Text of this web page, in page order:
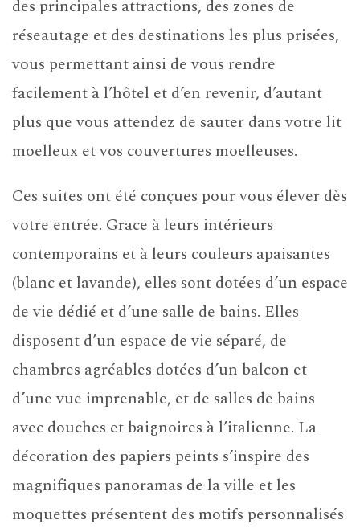
des principales attractions, des zones de
réseautage et des destinations les plus prisées,
vous permettant ainsi de vous rendre
facilement à l’hôtel et d’en revenir, d’autant
plus que vous attendez de sauter dans votre lit
moelleux et vos couvertures moelleuses.
Ces suites ont été conçues pour vous élever dès
votre entrée. Grace à leurs intérieurs
contemporains et à leurs couleurs apaisantes
(blanc et lavande), elles sont dotées d’un espace
de vie dédié et d’une salle de bains. Elles
disposent d’un espace de vie séparé, de
chambres agréables dotées d’un balcon et
d’une vue imprenable, et de salles de bains
avec douches et baignoires à l’italienne. La
décoration des papiers peints s’inspire des
magnifiques panoramas de la ville et les
moquettes présentent des motifs personnalisés